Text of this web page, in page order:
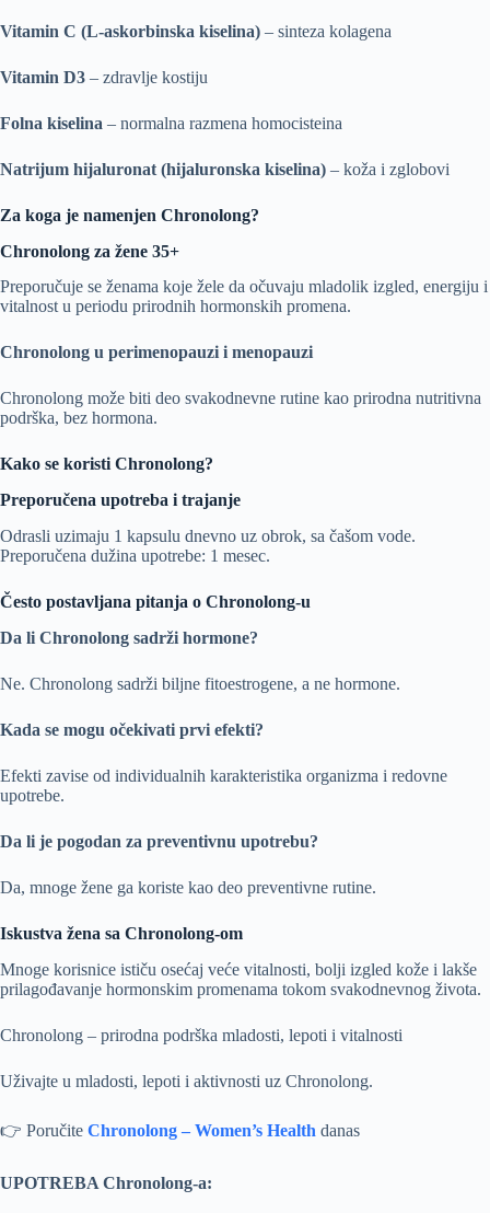
Vitamin C (L-askorbinska kiselina) – sinteza kolagena
Vitamin D3 – zdravlje kostiju
Folna kiselina – normalna razmena homocisteina
Natrijum hijaluronat (hijaluronska kiselina) – koža i zglobovi
Za koga je namenjen Chronolong?
Chronolong za žene 35+
Preporučuje se ženama koje žele da očuvaju mladolik izgled, energiju i
vitalnost u periodu prirodnih hormonskih promena.
Chronolong u perimenopauzi i menopauzi
Chronolong može biti deo svakodnevne rutine kao prirodna nutritivna
podrška, bez hormona.
Kako se koristi Chronolong?
Preporučena upotreba i trajanje
Odrasli uzimaju 1 kapsulu dnevno uz obrok, sa čašom vode.
Preporučena dužina upotrebe: 1 mesec.
Često postavljana pitanja o Chronolong-u
Da li Chronolong sadrži hormone?
Ne. Chronolong sadrži biljne fitoestrogene, a ne hormone.
Kada se mogu očekivati prvi efekti?
Efekti zavise od individualnih karakteristika organizma i redovne
upotrebe.
Da li je pogodan za preventivnu upotrebu?
Da, mnoge žene ga koriste kao deo preventivne rutine.
Iskustva žena sa Chronolong-om
Mnoge korisnice ističu osećaj veće vitalnosti, bolji izgled kože i lakše
prilagođavanje hormonskim promenama tokom svakodnevnog života.
Chronolong – prirodna podrška mladosti, lepoti i vitalnosti
Uživajte u mladosti, lepoti i aktivnosti uz Chronolong.
👉 Poručite Chronolong – Women’s Health danas
UPOTREBA Chronolong-a: